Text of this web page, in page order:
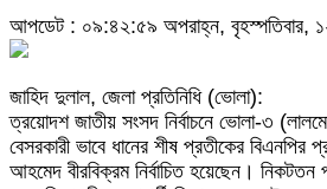
আপডেট : ০৯:৪২:৫৯ অপরাহ্ন, বৃহস্পতিবার,
জাহিদ দুলাল, জেলা প্রতিনিধি (ভোলা):
ত্রয়োদশ জাতীয় সংসদ নির্বাচনে ভোলা-৩
বেসরকারী ভাবে ধানের শীষ প্রতীকের বিএনপির
আহমেদ বীরবিক্রম নির্বাচিত হয়েছেন। নিকটতন